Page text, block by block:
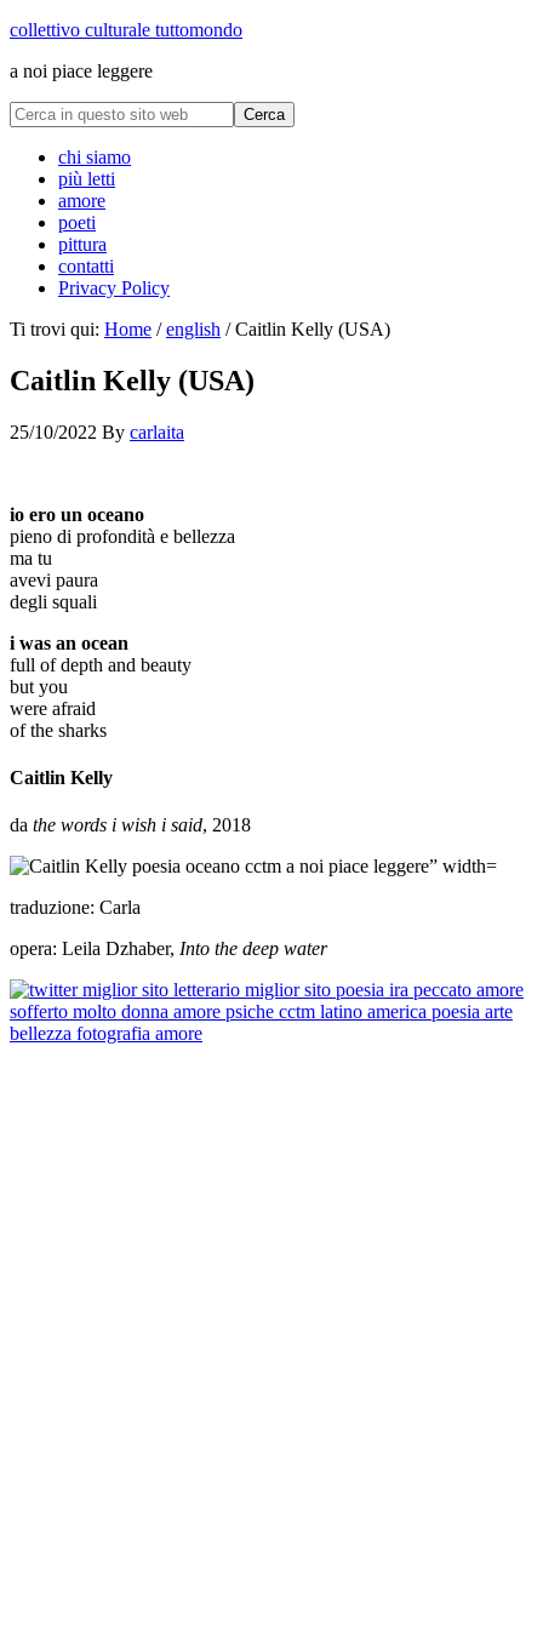
collettivo culturale tuttomondo
a noi piace leggere
chi siamo
più letti
amore
poeti
pittura
contatti
Privacy Policy
Ti trovi qui: Home / english /Caitlin Kelly (USA)
Caitlin Kelly (USA)
25/10/2022 By carlaita
io ero un oceano
pieno di profondità e bellezza
ma tu
avevi paura
degli squali
i was an ocean
full of depth and beauty
but you
were afraid
of the sharks
Caitlin Kelly
da the words i wish i said, 2018
traduzione: Carla
opera: Leila Dzhaber, Into the deep water